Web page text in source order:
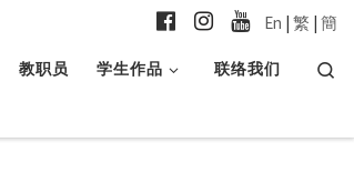
教职员 学生作品 联络我们
En | 繁 | 簡